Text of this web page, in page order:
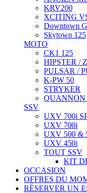
KRV200
XCITING
Downtown
Skytown 125
MOTO
CK1 125
HIPSTER /
PULSAR /
K-PW 50
STRYKER
SSV
UXV 700i
UXV 700i
UXV 500 &
UXV 450i
TOUT SSV
KIT
OCCASION
OFFRES DU
RÉSERVER UN